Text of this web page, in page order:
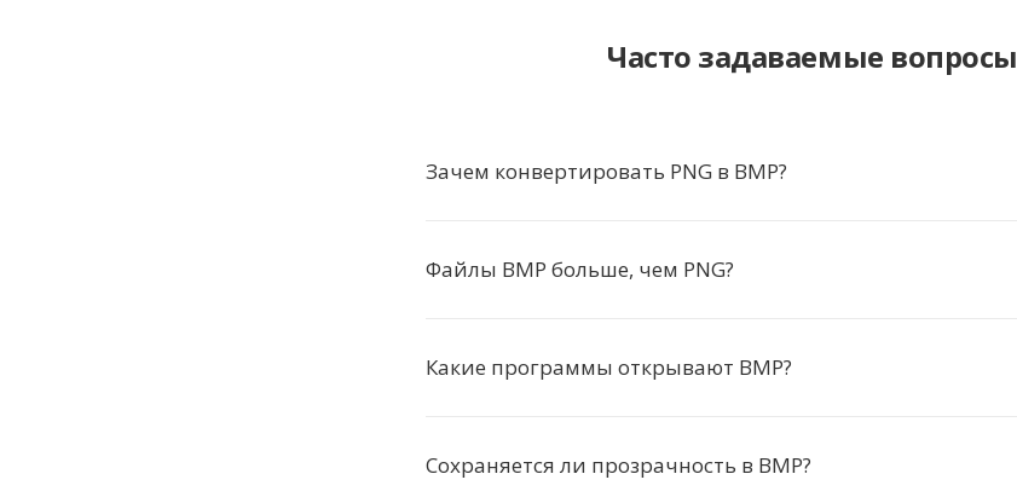
Часто задаваемые вопросы
Зачем конвертировать PNG в BMP?
Файлы BMP больше, чем PNG?
Какие программы открывают BMP?
Сохраняется ли прозрачность в BMP?